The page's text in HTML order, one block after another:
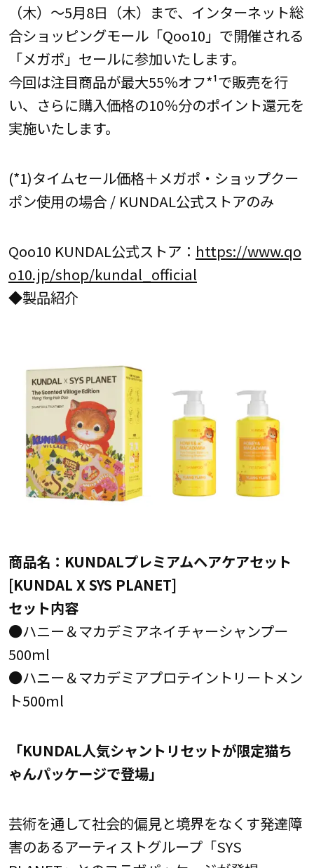
（木）～5月8日（木）まで、インターネット総
合ショッピングモール「Qoo10」で開催される
「メガポ」セールに参加いたします。
今回は注目商品が最大55％オフ*¹で販売を行
い、さらに購入価格の10％分のポイント還元を
実施いたします。
(*1)タイムセール価格＋メガポ・ショップクー
ポン使用の場合 / KUNDAL公式ストアのみ
Qoo10 KUNDAL公式ストア： https://www.qo
o10.jp/shop/kundal_official
◆製品紹介
商品名：KUNDALプレミアムヘアケアセット
[KUNDAL X SYS PLANET]
セット内容
●ハニー＆マカデミアネイチャーシャンプー
500ml
●ハニー＆マカデミアプロテイントリートメン
ト500ml
「KUNDAL人気シャントリセットが限定猫ち
ゃんパッケージで登場」
芸術を通して社会的偏見と境界をなくす発達障
害のあるアーティストグループ「SYS